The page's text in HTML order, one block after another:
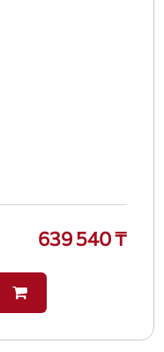
639 540 ₸